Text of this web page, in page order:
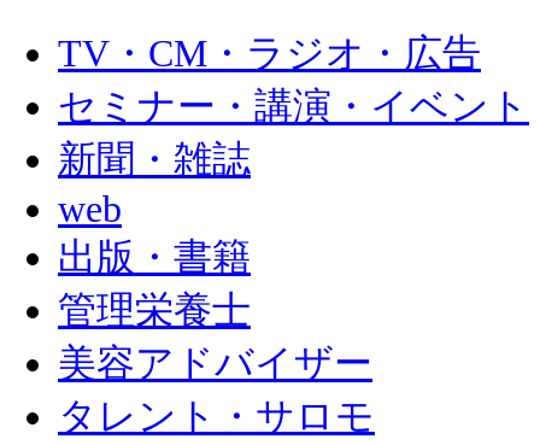
TV・CM・ラジオ・広告
セミナー・講演・イベント
新聞・雑誌
web
出版・書籍
管理栄養士
美容アドバイザー
タレント・サロモ